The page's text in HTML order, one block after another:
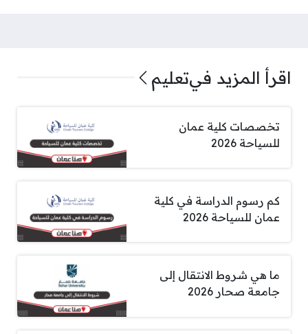
اقرأ المزيد فيتعليم
تخصصات كلية عمان
للسياحة 2026
كم رسوم الدراسة في كلية
عمان للسياحة 2026
ما هي شروط الانتقال إلى
جامعة صحار 2026